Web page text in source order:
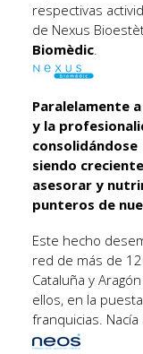
respectivas
de Nexus
Biomèdic.
Paralelamente
y la
siendo
asesorar y
punteros de
Este hecho
red de más de
Cataluña y
ellos, en la
franquicias. Nacía